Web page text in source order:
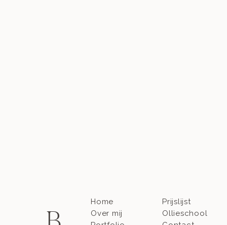
Home
Over mij
Prijslijst
Ollieschool